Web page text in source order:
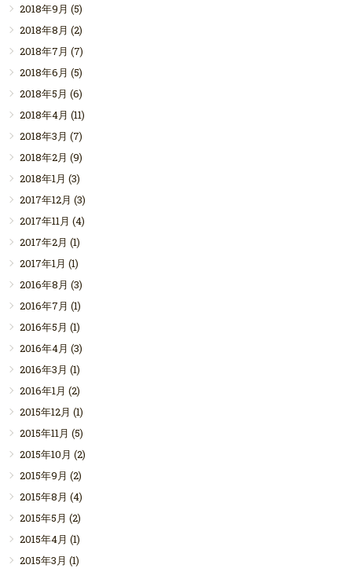
2018年9月 (5)
2018年8月 (2)
2018年7月 (7)
2018年6月 (5)
2018年5月 (6)
2018年4月 (11)
2018年3月 (7)
2018年2月 (9)
2018年1月 (3)
2017年12月 (3)
2017年11月 (4)
2017年2月 (1)
2017年1月 (1)
2016年8月 (3)
2016年7月 (1)
2016年5月 (1)
2016年4月 (3)
2016年3月 (1)
2016年1月 (2)
2015年12月 (1)
2015年11月 (5)
2015年10月 (2)
2015年9月 (2)
2015年8月 (4)
2015年5月 (2)
2015年4月 (1)
2015年3月 (1)